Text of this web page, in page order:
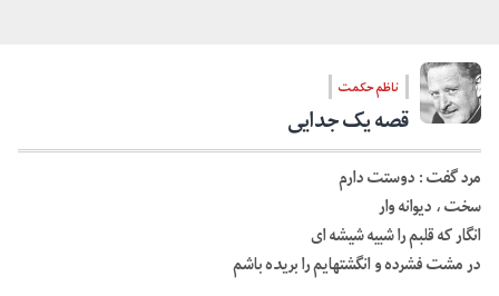
ناظم حکمت
قصه یک جدایی
مرد گفت : دوستت دارم
سخت ، دیوانه وار
انگار که قلبم را شبیه شیشه ای
در مشت فشرده و انگشتهایم را بریده باشم